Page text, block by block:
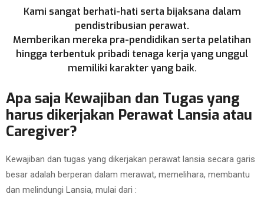
Kami sangat berhati-hati serta bijaksana dalam
pendistribusian perawat.
Memberikan mereka pra-pendidikan serta pelatihan
hingga terbentuk pribadi tenaga kerja yang unggul
memiliki karakter yang baik.
Apa saja Kewajiban dan Tugas yang
harus dikerjakan Perawat Lansia atau
Caregiver?
Kewajiban dan tugas yang dikerjakan perawat lansia secara garis
besar adalah berperan dalam merawat, memelihara, membantu
dan melindungi Lansia, mulai dari :